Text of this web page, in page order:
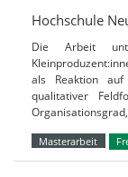
Hochschule
Die Arbeit
als Reaktion auf
qualitativer
Masterarbeit